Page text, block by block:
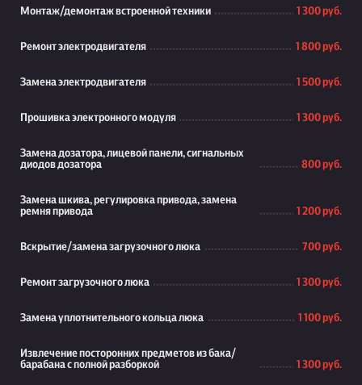
Монтаж/демонтаж встроенной техники 1 300 руб.
Ремонт электродвигателя 1 800 руб.
Замена электродвигателя 1 500 руб.
Прошивка электронного модуля 1 300 руб.
Замена дозатора, лицевой панели, сигнальных
диодов дозатора
800 руб.
Замена шкива, регулировка привода, замена
ремня привода
1 200 руб.
Вскрытие/замена загрузочного люка 700 руб.
Ремонт загрузочного люка 1 300 руб.
Замена уплотнительного кольца люка 1 100 руб.
Извлечение посторонних предметов из бака/
барабана с полной разборкой
1 300 руб.